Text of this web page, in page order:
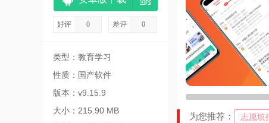
好评 0 差评 0
类型：教育学习
性质：国产软件
版本：v9.15.9
大小：215.90 MB
为您推荐： 志愿填